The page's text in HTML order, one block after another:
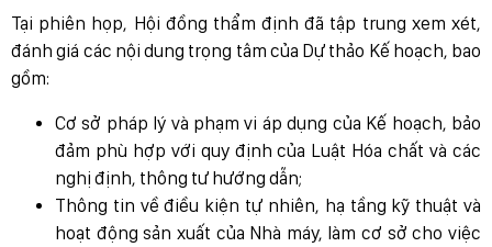
Tại phiên họp, Hội đồng thẩm định đã tập trung xem xét,
đánh giá các nội dung trọng tâm của Dự thảo Kế hoạch, bao
gồm:
Cơ sở pháp lý và phạm vi áp dụng của Kế hoạch, bảo
đảm phù hợp với quy định của Luật Hóa chất và các
nghị định, thông tư hướng dẫn;
Thông tin về điều kiện tự nhiên, hạ tầng kỹ thuật và
hoạt động sản xuất của Nhà máy, làm cơ sở cho việc